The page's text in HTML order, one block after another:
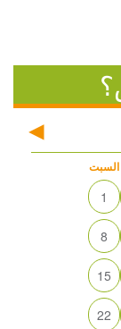
السبت
1
8
15
22